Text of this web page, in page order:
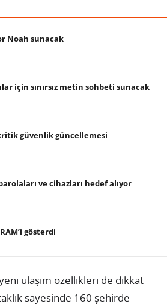
Noah sunacak
için sınırsız metin sohbeti sunacak
güvenlik güncellemesi
ve cihazları hedef alıyor
gösterdi
ulaşım özellikleri de dikkat
sayesinde 160 şehirde